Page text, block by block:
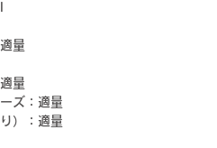
量
量
ズ：適量
）：適量